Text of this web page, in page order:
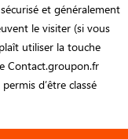
et généralement
le visiter (si vous
utiliser la touche
Contact.groupon.fr
d’être classé